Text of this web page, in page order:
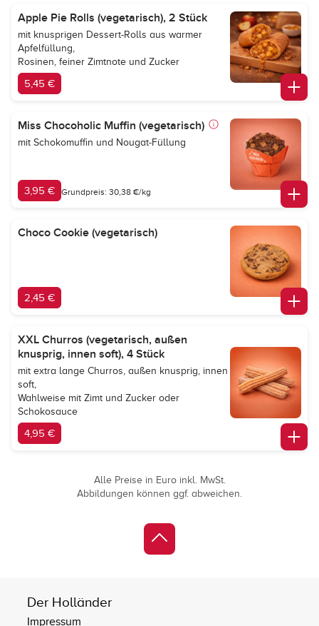
Apple Pie Rolls (vegetarisch), 2 Stück
mit knusprigen Dessert-Rolls aus warmer
Apfelfüllung,
Rosinen, feiner Zimtnote und Zucker
5,45 €
Miss Chocoholic Muffin (vegetarisch)
mit Schokomuffin und Nougat-Füllung
3,95 € Grundpreis: 30,38 €/kg
Choco Cookie (vegetarisch)
2,45 €
XXL Churros (vegetarisch, außen
knusprig, innen soft), 4 Stück
mit extra lange Churros, außen knusprig, innen
soft,
Wahlweise mit Zimt und Zucker oder
Schokosauce
4,95 €
Alle Preise in Euro inkl. MwSt.
Abbildungen können ggf. abweichen.
Der Holländer
Impressum